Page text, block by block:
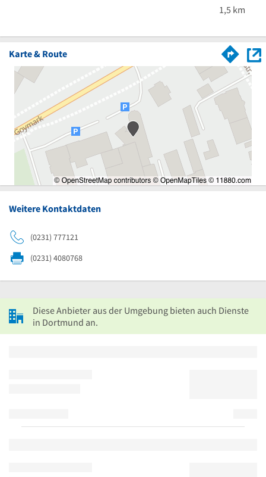
1,5 km
Karte & Route
Weitere Kontaktdaten
(0231) 777121
(0231) 4080768
Diese Anbieter aus der Umgebung bieten auch Dienste
in Dortmund an.